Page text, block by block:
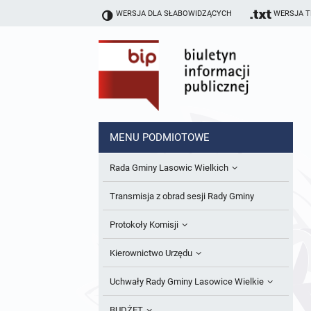
WERSJA DLA SŁABOWIDZĄCYCH WERSJA
MENU PODMIOTOWE
Rada Gminy Lasowic Wielkich
Sesje Rady Gminy
Skład Rady Gminy
Interpelacje i Zapytania Radnych
Komisje Rady Gminy i informacja o
Transmisja z obrad sesji Rady Gminy
Protokoły Komisji
Komisja Budżetu i Finansów
Komisja Oświatowa
Kierownictwo Urzędu
Wójt
Uchwały Rady Gminy Lasowice Wielkie